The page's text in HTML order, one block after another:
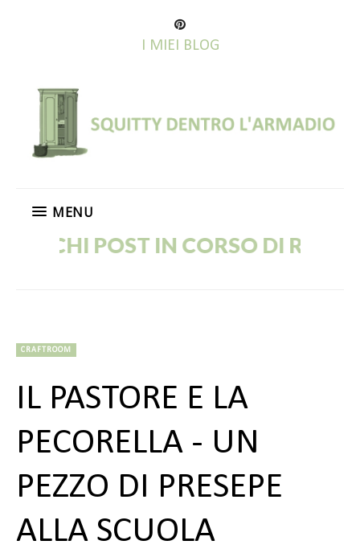
I MIEI BLOG
MENU
IN CORSO DI
CRAFTROOM
IL PASTORE E LA
PECORELLA - UN
PEZZO DI PRESEPE
ALLA SCUOLA